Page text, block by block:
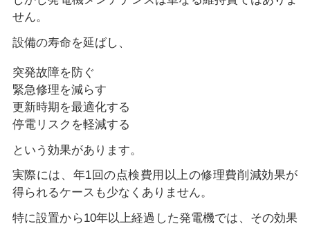
せん。
設備の寿命を延ばし、
突発故障を防ぐ
緊急修理を減らす
更新時期を最適化する
停電リスクを軽減する
という効果があります。
実際には、年1回の点検費用以上の修理費削減効果が
得られるケースも少なくありません。
特に設置から10年以上経過した発電機では、その効果